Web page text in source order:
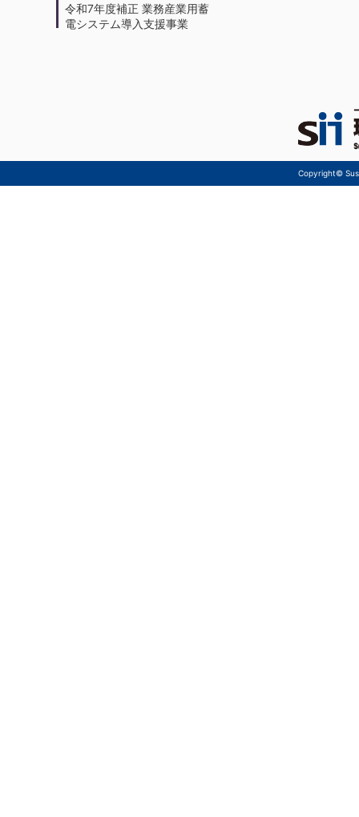
令和7年度補正 業務産業用蓄
電システム導入支援事業
Copyright©